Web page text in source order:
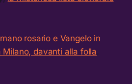
rosario e Vangelo in
Milano, davanti alla folla.